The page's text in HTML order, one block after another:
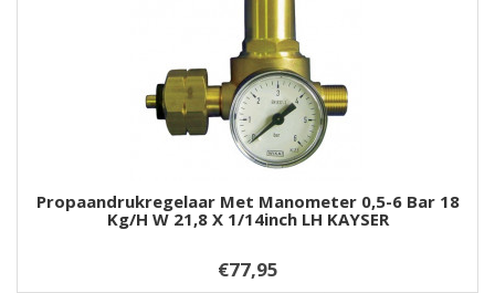
Propaandrukregelaar Met Manometer 0,5-6 Bar 18
Kg/h W 21,8 X 1/14inch LH KAYSER
€77,95